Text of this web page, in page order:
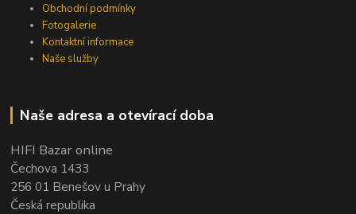
Obchodní podmínky
Fotogalerie
Kontaktní informace
Naše služby
Naše adresa a otevírací doba
HIFI Bazar online
Čechova 1433
256 01 Benešov u Prahy
Česká republika